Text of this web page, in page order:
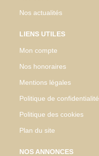
Nos actualités
LIENS UTILES
Mon compte
Nos honoraires
Mentions légales
Politique de confidentialité
Politique des cookies
Plan du site
NOS ANNONCES